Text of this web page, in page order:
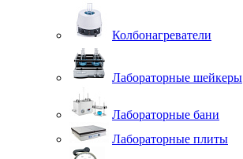
Колбонагреватели
Лабораторные шейкеры
Лабораторные бани
Лабораторные плиты